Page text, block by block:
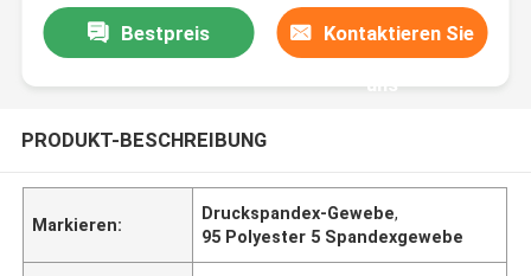
Bestpreis Kontaktieren Sie
uns
PRODUKT-BESCHREIBUNG
Markieren:
Druckspandex-Gewebe,
95 Polyester 5 Spandexgewebe